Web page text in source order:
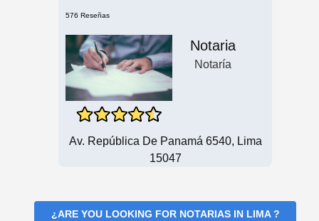
576 Reseñas
Notaria
Notaría
Av. República De Panamá 6540, Lima
15047
¿ARE YOU LOOKING FOR NOTARIAS IN LIMA?